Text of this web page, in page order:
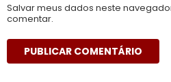
Salvar meus dados neste
comentar.